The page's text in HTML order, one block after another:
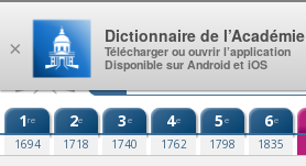
Aller au contenu
1re
1694
2e
1718
3e
1740
4e
1762
5e
1798
6e
1835
×
Dictionnaire de l’Académie
Télécharger ou ouvrir l’application
Disponible sur Android et iOS